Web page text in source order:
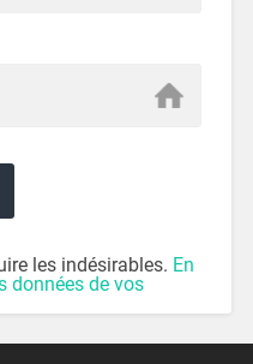
les indésirables. En
données de vos